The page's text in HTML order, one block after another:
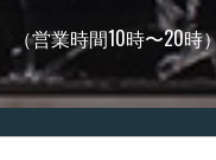
（営業時間10時〜20時